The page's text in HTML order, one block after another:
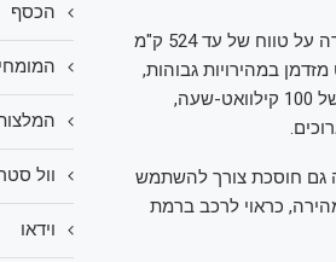
גרסת ה-45 מצוידת בסוללה בקיבולת די מתונה לימינו, של כ-82 קילוואט, ומצהירה על טווח של עד 524 ק"מ
במהירויות גבוהות,
התקשינו להשיג יותר מ-400 ק"מ. סביר להניח שגרסת ה-50, שמצוידת בסוללה של 100 קילוואט-שעה,
גם חוסכת צורך להשתמש
כראוי לרכב ברמת
הכסף
וול
וידאו